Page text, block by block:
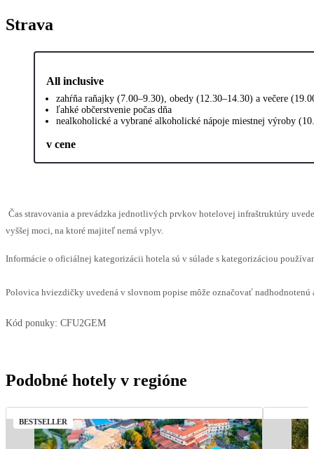
Strava
All inclusive
zahŕňa raňajky (7.00–9.30), obedy (12.30–14.30) a večere
ľahké občerstvenie počas dňa
nealkoholické a vybrané alkoholické nápoje miestnej výroby
v cene
Čas stravovania a prevádzka jednotlivých prvkov hotelovej infraštruktúry
vyššej moci, na ktoré majiteľ nemá vplyv.
Informácie o oficiálnej kategorizácii hotela sú v súlade s kategorizáciou
Polovica hviezdičky uvedená v slovnom popise môže označovať
Kód ponuky: CFU2GEM
Podobné hotely v regióne
BESTSELLER